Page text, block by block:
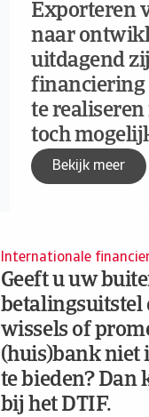
Exporteren
naar
uitdagend
financiering
te realiseren
toch
Bekijk meer
Internationale
Geeft u uw
betalingsuitstel
wissels of
(huis)bank niet
te bieden? Dan
bij het DTIF.